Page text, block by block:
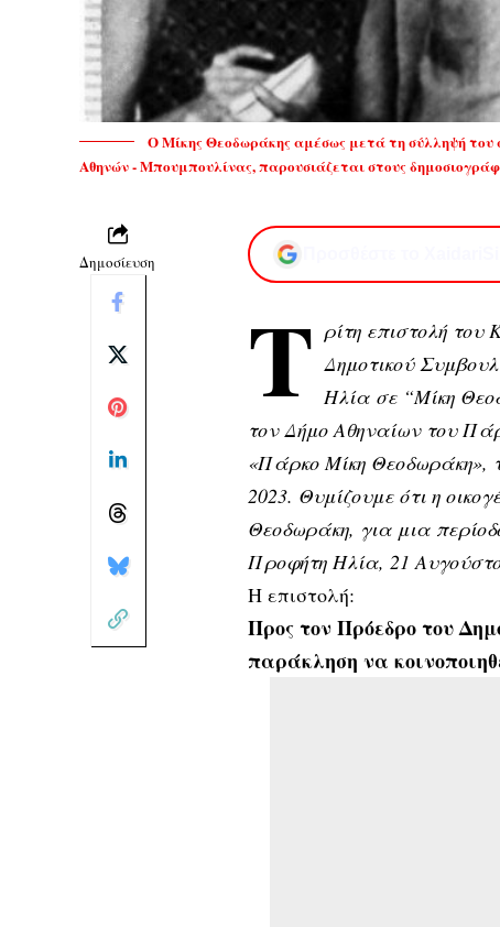
Ο Μίκης Θεοδωράκης αμέσως μετά τη σύλληψή του
Αθηνών - Μπουμπουλίνας, παρουσιάζεται στους
Δημοσίευση
Τ ρίτη επιστολή
Δημοτικού
Ηλία σε “Μίκη
τον Δήμο Αθηναίων του
«Πάρκο Μίκη Θεοδωράκη»,
2023. Θυμίζουμε ότι η
Θεοδωράκη, για μια
Προφήτη Ηλία, 21
Η επιστολή:
Προς τον Πρόεδρο του
παράκληση να